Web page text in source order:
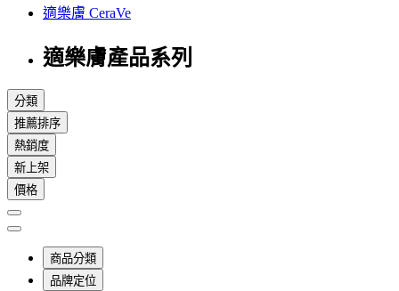
適樂膚 CeraVe
適樂膚產品系列
分類
推薦排序
熱銷度
新上架
價格
商品分類
品牌定位